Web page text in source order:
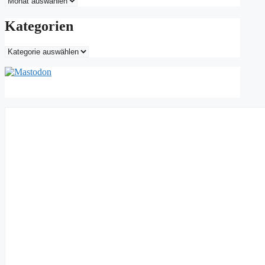
Kategorien
Kategorien